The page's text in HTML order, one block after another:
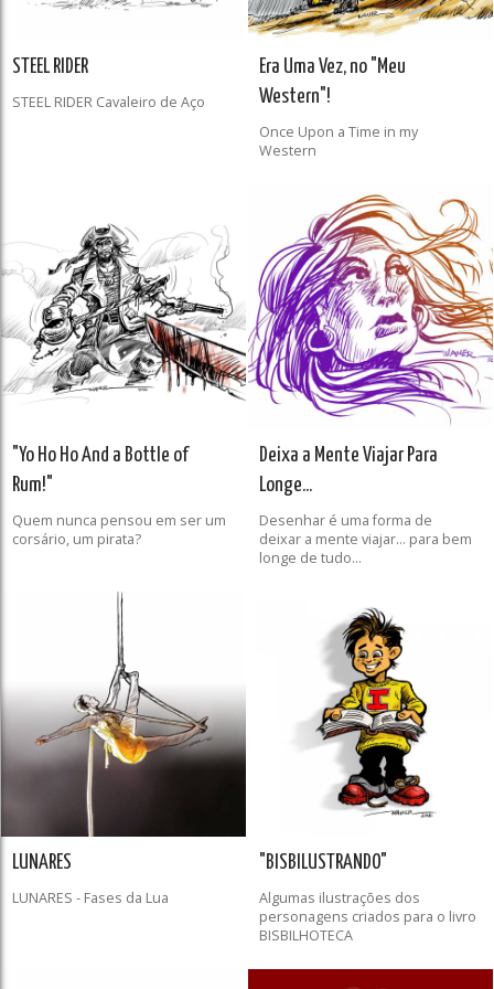
STEEL RIDER
STEEL RIDER Cavaleiro de Aço
Era Uma Vez, no "Meu
Western"!
Once Upon a Time in my
Western
"Yo Ho Ho And a Bottle of
Rum!"
Quem nunca pensou em ser um
corsário, um pirata?
Deixa a Mente Viajar Para
Longe...
Desenhar é uma forma de
deixar a mente viajar... para bem
longe de tudo...
LUNARES
LUNARES - Fases da Lua
"BISBILUSTRANDO"
Algumas ilustrações dos
personagens criados para o livro
BISBILHOTECA